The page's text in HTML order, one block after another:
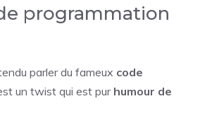
programmation
parler du fameux code
un twist qui est pur humour de